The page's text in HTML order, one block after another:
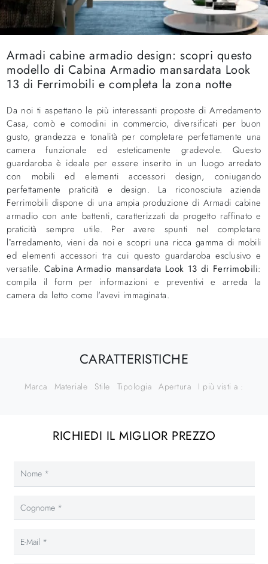
Armadi cabine armadio design: scopri questo
modello di Cabina Armadio mansardata Look
13 di Ferrimobili e completa la zona notte
Da noi ti aspettano le più interessanti proposte di Arredamento
Casa, comò e comodini in commercio, diversificati per buon
gusto, grandezza e tonalità per completare perfettamente una
camera funzionale ed esteticamente gradevole. Questo
guardaroba è ideale per essere inserito in un luogo arredato
con mobili ed elementi accessori design, coniugando
perfettamente praticità e design. La riconosciuta azienda
Ferrimobili dispone di una ampia produzione di Armadi cabine
armadio con ante battenti, caratterizzati da progetto raffinato e
praticità sempre utile. Per avere spunti nel completare
l’arredamento, vieni da noi e scopri una ricca gamma di mobili
ed elementi accessori tra cui questo guardaroba esclusivo e
versatile.Cabina Armadio mansardata Look 13 di Ferrimobili:
compila il form per informazioni e preventivi e arreda la
camera da letto come l'avevi immaginata.
CARATTERISTICHE
Marca Materiale Stile Tipologia Apertura I più visti a :
RICHIEDI IL MIGLIOR PREZZO